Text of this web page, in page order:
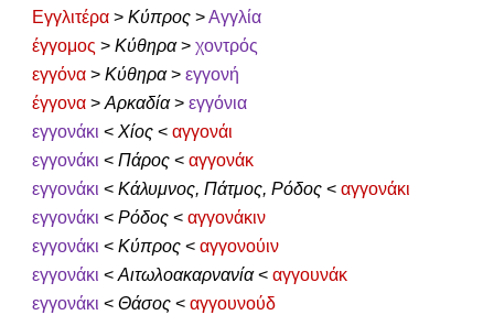
Εγγλιτέρα > Κύπρος >Αγγλία
έγγομος > Κύθηρα> χοντρός
εγγόνα > Κύθηρα> εγγονή
έγγονα >Αρκαδία> εγγόνια
εγγονάκι < Χίος < αγγονάι
εγγονάκι < Πάρος < αγγονάκ
εγγονάκι < Κάλυμνος, Πάτμος, Ρόδος < αγγονάκι
εγγονάκι < Ρόδος < αγγονάκιν
εγγονάκι < Κύπρος < αγγονούιν
εγγονάκι <Αιτωλοακαρνανία< αγγουνάκ
εγγονάκι < Θάσος < αγγουνούδ